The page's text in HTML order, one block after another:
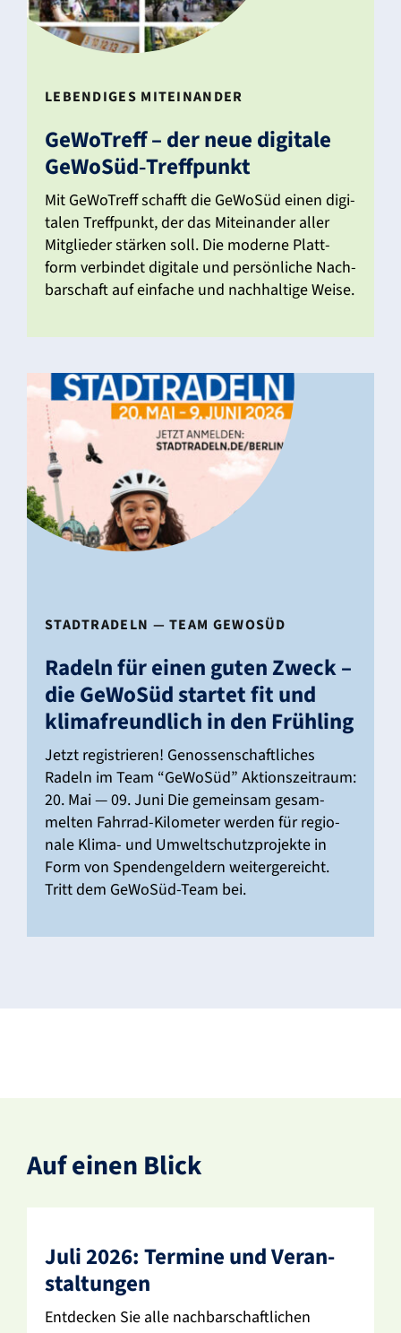
LEBEN­DIGES MITEIN­ANDER
GeWo­Treff – der neue digi­tale
GeWoSüd‑Treffpunkt
Mit GeWo­Treff schafft die GeWoSüd einen digi­
talen Treff­punkt, der das Mitein­ander aller
Mitglieder stärken soll. Die moderne Platt­
form verbindet digi­tale und persön­liche Nach­
bar­schaft auf einfache und nach­hal­tige Weise.
STADT­RA­DELN — TEAM GEWOSÜD
Radeln für einen guten Zweck –
die GeWoSüd startet fit und
klima­freund­lich in den Früh­ling
Jetzt regis­trieren! Genos­sen­schaft­li­ches
Radeln im Team “GeWoSüd” Akti­ons­zeit­raum:
20. Mai — 09. Juni Die gemeinsam gesam­
melten Fahrrad-Kilo­­­meter werden für regio­
nale Klima- und Umwelt­schutz­pro­jekte in
Form von Spen­den­gel­dern weiter­ge­reicht.
Tritt dem GeWoSüd-Team bei.
Auf einen Blick
Juli 2026: Termine und Veran­
stal­tungen
Entde­cken Sie alle nach­bar­schaft­li­chen